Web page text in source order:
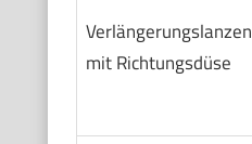
Verlängerungslanzen
mit Richtungsdüse